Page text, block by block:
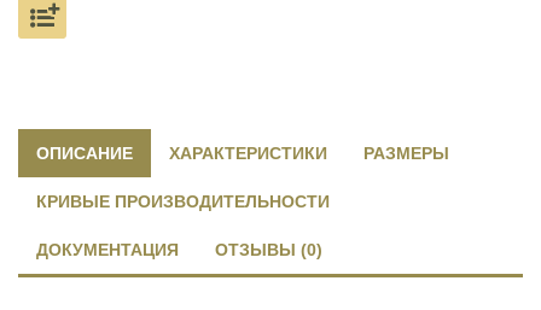
ОПИСАНИЕ ХАРАКТЕРИСТИКИ РАЗМЕРЫ
КРИВЫЕ ПРОИЗВОДИТЕЛЬНОСТИ
ДОКУМЕНТАЦИЯ ОТЗЫВЫ (0)